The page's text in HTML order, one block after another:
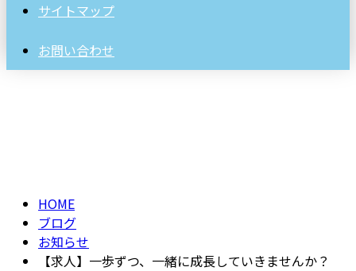
サイトマップ
お問い合わせ
HOME
ブログ
お知らせ
【求人】一歩ずつ、一緒に成長していきませんか？